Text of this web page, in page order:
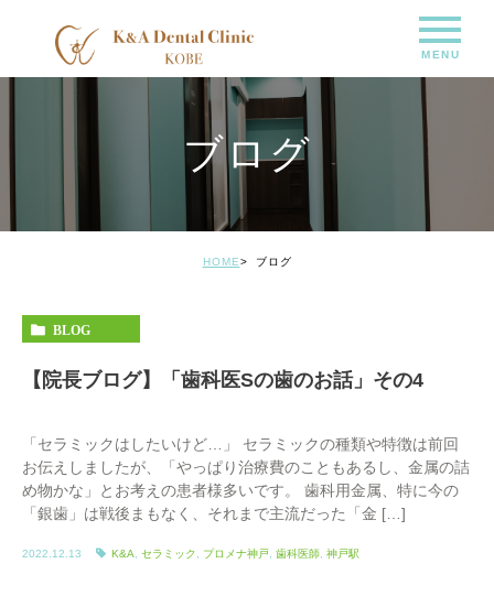
ブログ
HOME ブログ
BLOG
【院長ブログ】「歯科医Sの歯のお話」その4
「セラミックはしたいけど…」 セラミックの種類や特徴は前回
お伝えしましたが、「やっぱり治療費のこともあるし、金属の詰
め物かな」とお考えの患者様多いです。 歯科用金属、特に今の
「銀歯」は戦後まもなく、それまで主流だった「金 […]
2022.12.13 K&A セラミック プロメナ神戸 歯科医師 神戸駅